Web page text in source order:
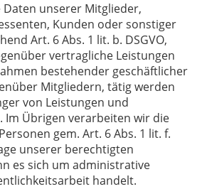
unserer Mitglieder,
Kunden oder sonstiger
Art. 6 Abs. 1 lit. b. DSGVO,
vertragliche Leistungen
bestehender geschäftlicher
Mitgliedern, tätig werden
von Leistungen und
Im Übrigen verarbeiten wir die
gem. Art. 6 Abs. 1 lit. f.
unserer berechtigten
es sich um administrative
handelt.